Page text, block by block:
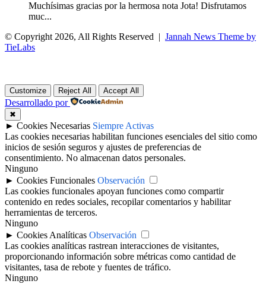
Muchísimas gracias por la hermosa nota Jota! Disfrutamos
muc...
© Copyright 2026, All Rights Reserved | Jannah News Theme by
TieLabs
botón
superior
Customize Reject All Accept All
Desarrollado por
✖
► Cookies Necesarias Siempre Activas
Las cookies necesarias habilitan funciones esenciales del sitio como
inicios de sesión seguros y ajustes de preferencias de
consentimiento. No almacenan datos personales.
Ninguno
► Cookies Funcionales Observación
Las cookies funcionales apoyan funciones como compartir
contenido en redes sociales, recopilar comentarios y habilitar
herramientas de terceros.
Ninguno
► Cookies Analíticas Observación
Las cookies analíticas rastrean interacciones de visitantes,
proporcionando información sobre métricas como cantidad de
visitantes, tasa de rebote y fuentes de tráfico.
Ninguno